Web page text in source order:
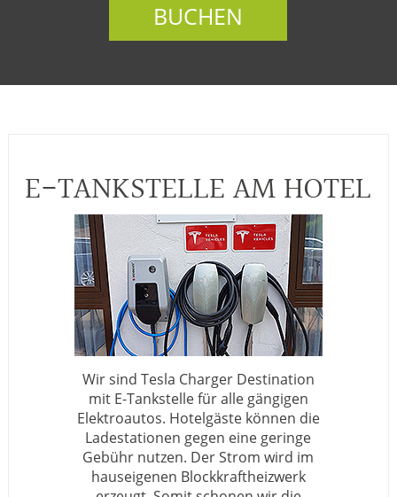
BUCHEN
E-TANKSTELLE AM HOTEL
Wir sind Tesla Charger Destination
mit E-Tankstelle für alle gängigen
Elektroautos. Hotelgäste können die
Ladestationen gegen eine geringe
Gebühr nutzen. Der Strom wird im
hauseigenen Blockkraftheizwerk